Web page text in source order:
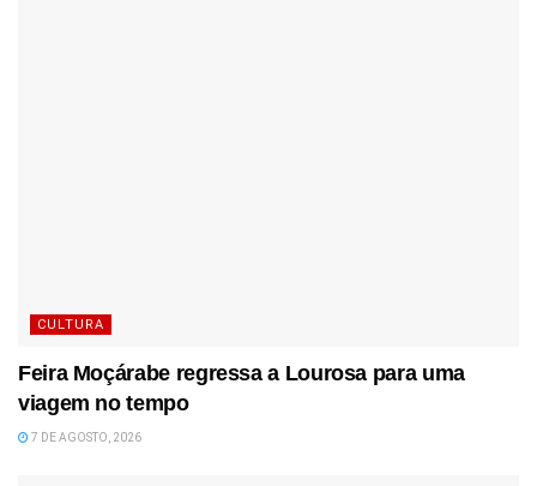
CULTURA
Feira Moçárabe regressa a Lourosa para uma
viagem no tempo
7 DE AGOSTO, 2026